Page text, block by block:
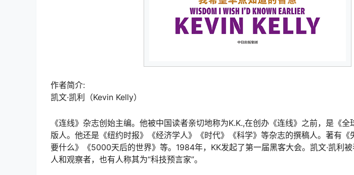
作者简介:
凯文·凯利（Kevin Kelly）
《连线》杂志创始主编。他被中国读者亲切地称为K.K.,在创办《连线》之前，是《
版人。他还是《纽约时报》《经济学人》《时代》《科学》等杂志的撰稿人。著有《
要什么》《5000天后的世界》等。1984年，KK发起了第一届黑客大会。凯文·凯利
人和观察者，也有人称其为“科技预言家”。